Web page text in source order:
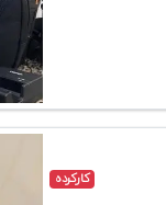
کارکرده